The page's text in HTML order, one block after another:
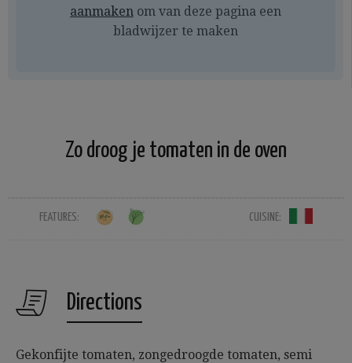
aanmaken om van deze pagina een
bladwijzer te maken
Zo droog je tomaten in de oven
FEATURES: CUISINE:
Directions
Gekonfijte tomaten, zongedroogde tomaten, semi